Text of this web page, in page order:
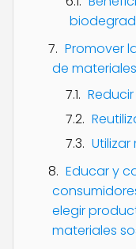
Promover
de
Educar y
elegir
materiales